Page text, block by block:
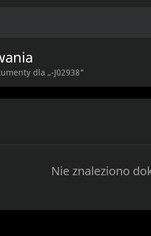
dla „-J02938"
Nie znaleziono